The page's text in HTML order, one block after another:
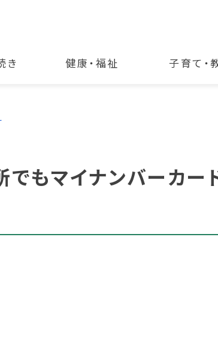
き 健康・福祉 子育て・
でもマイナンバーカー